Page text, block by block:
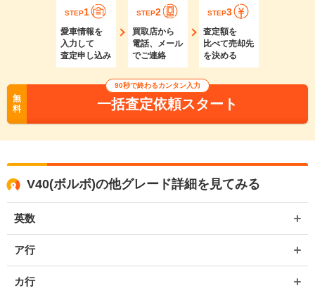
STEP1
愛車情報を
入力して
査定申し込み
STEP2
買取店から
電話、メール
でご連絡
STEP3
査定額を
比べて売却先
を決める
無
料
90秒で終わるカンタン入力
一括査定依頼スタート
V40(ボルボ)の他グレード詳細を見てみる
英数
ア行
カ行